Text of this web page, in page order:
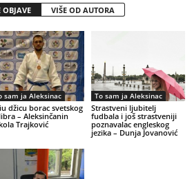
OBJAVE VIŠE OD AUTORA
sam ja Aleksinac
džicu borac svetskog
– Aleksinčanin
Trajković
To sam ja Aleksinac
Strastveni ljubitelj
fudbala i još strastveniji
poznavalac engleskog
jezika – Dunja Jovanović